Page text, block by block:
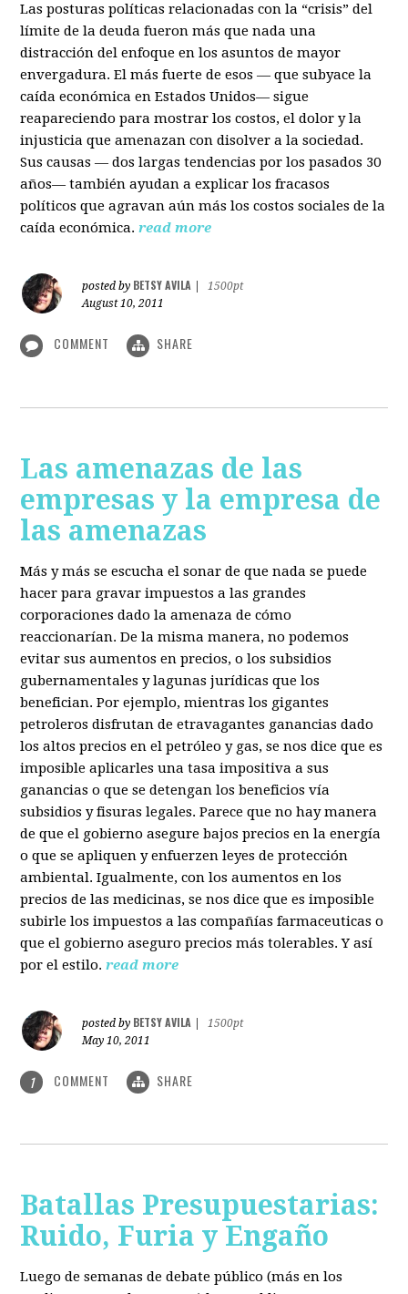
Las posturas políticas relacionadas con la “crisis” del
límite de la deuda fueron más que nada una
distracción del enfoque en los asuntos de mayor
envergadura. El más fuerte de esos — que subyace la
caída económica en Estados Unidos— sigue
reapareciendo para mostrar los costos, el dolor y la
injusticia que amenazan con disolver a la sociedad.
Sus causas — dos largas tendencias por los pasados 30
años— también ayudan a explicar los fracasos
políticos que agravan aún más los costos sociales de la
caída económica. read more
posted by BETSY AVILA
1500pt
August 10, 2011
COMMENT SHARE
Las amenazas de las
empresas y la empresa de
las amenazas
Más y más se escucha el sonar de que nada se puede
hacer para gravar impuestos a las grandes
corporaciones dado la amenaza de cómo
reaccionarían. De la misma manera, no podemos
evitar sus aumentos en precios, o los subsidios
gubernamentales y lagunas jurídicas que los
benefician. Por ejemplo, mientras los gigantes
petroleros disfrutan de etravagantes ganancias dado
los altos precios en el petróleo y gas, se nos dice que es
imposible aplicarles una tasa impositiva a sus
ganancias o que se detengan los beneficios vía
subsidios y fisuras legales. Parece que no hay manera
de que el gobierno asegure bajos precios en la energía
o que se apliquen y enfuerzen leyes de protección
ambiental. Igualmente, con los aumentos en los
precios de las medicinas, se nos dice que es imposible
subirle los impuestos a las compañías farmaceuticas o
que el gobierno aseguro precios más tolerables. Y así
por el estilo. read more
posted by BETSY AVILA
1500pt
May 10, 2011
1 COMMENT SHARE
Batallas Presupuestarias:
Ruido, Furia y Engaño
Luego de semanas de debate público (más en los